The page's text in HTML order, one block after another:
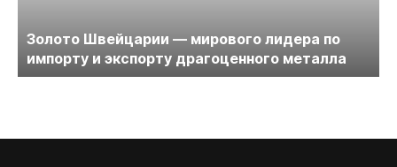
Золото Швейцарии — мирового лидера по
импорту и экспорту драгоценного металла